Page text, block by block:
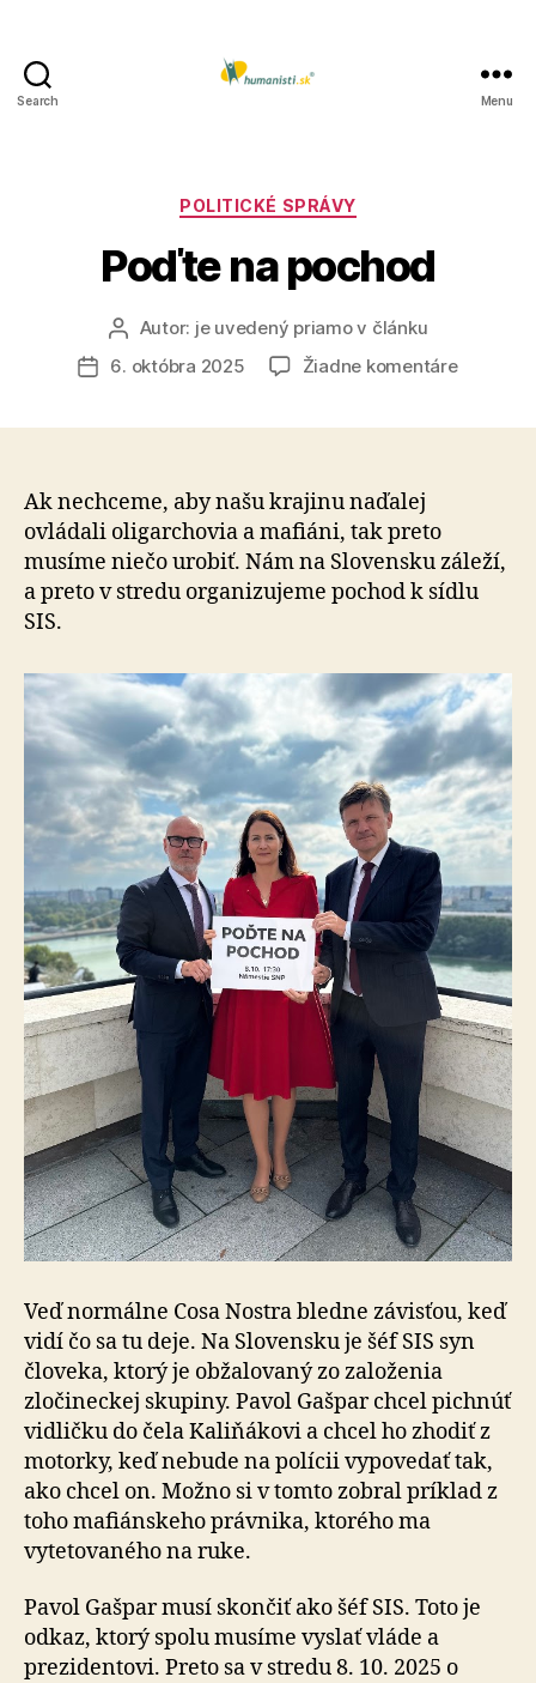
Search Menu
Kategórie
POLITICKÉ SPRÁVY
Poďte na pochod
Autor
článku
Autor: je uvedený priamo v článku
Dátum
6. októbra 2025 Žiadne komentárena
Ak nechceme, aby našu krajinu naďalej
ovládali oli­gar­cho­via a mafiáni, tak preto
musíme niečo urobiť. Nám na Slovensku záleží,
a preto v stredu organizujeme pochod k sídlu
SIS.
Veď normálne Cosa Nostra bledne závisťou, keď
vidí čo sa tu deje. Na Slovensku je šéf SIS syn
človeka, ktorý je ob­ža­lo­va­ný zo založenia
zločineckej skupiny. Pavol Gašpar chcel pichnúť
vidličku do čela Kaliňákovi a chcel ho zho­diť z
motorky, keď nebude na polícii vypovedať tak,
ako chcel on. Možno si v tomto zobral príklad z
toho ma­fi­án­ske­ho právnika, ktorého ma
vytetovaného na ruke.
Pavol Gašpar musí skončiť ako šéf SIS. Toto je
odkaz, ktorý spolu musíme vyslať vláde a
prezidentovi. Preto sa v stre­du 8. 10. 2025 o